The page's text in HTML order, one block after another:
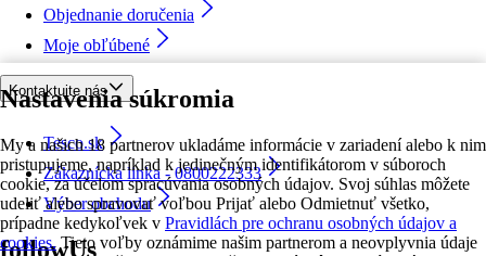
Nastavenia súkromia
My a našich 18 partnerov ukladáme informácie v zariadení alebo k nim
pristupujeme, napríklad k jedinečným identifikátorom v súboroch
cookie, za účelom spracúvania osobných údajov. Svoj súhlas môžete
udeliť alebo spravovať voľbou Prijať alebo Odmietnuť všetko,
prípadne kedykoľvek v Pravidlách pre ochranu osobných údajov a
cookies. Tieto voľby oznámime našim partnerom a neovplyvnia údaje
Objednanie doručenia
Moje obľúbené
Kontaktujte nás
Tesco.sk
Zákaznícka linka - 0800222333
Výber obchodu
followUs